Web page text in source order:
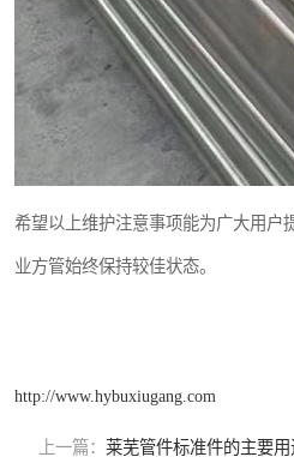
希望以上维护注意事项能为广大用户
业方管始终保持较佳状态。
http://www.hybuxiugang.com
上一篇： 莱芜管件标准件的主要用